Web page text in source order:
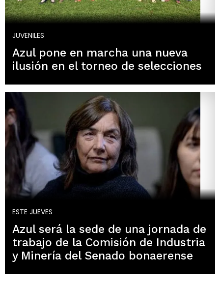
JUVENILES
Azul pone en marcha una nueva
ilusión en el torneo de selecciones
ESTE JUEVES
Azul será la sede de una jornada de
trabajo de la Comisión de Industria
y Minería del Senado bonaerense